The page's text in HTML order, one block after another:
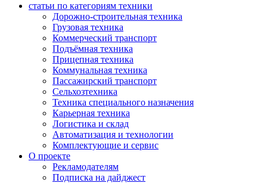
статьи по категориям техники
Дорожно-строительная техника
Грузовая техника
Коммерческий транспорт
Подъёмная техника
Прицепная техника
Коммунальная техника
Пассажирский транспорт
Сельхозтехника
Техника специального назначения
Карьерная техника
Логистика и склад
Автоматизация и технологии
Комплектующие и сервис
О проекте
Рекламодателям
Подписка на дайджест